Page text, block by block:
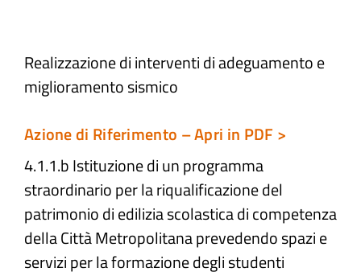
Atti e Docunenti
Notizie
Realizzazione di interventi di adeguamento e
miglioramento sismico
Azione di Riferimento – Apri in PDF >
4.1.1.b Istituzione di un programma
straordinario per la riqualificazione del
patrimonio di edilizia scolastica di competenza
della Città Metropolitana prevedendo spazi e
servizi per la formazione degli studenti